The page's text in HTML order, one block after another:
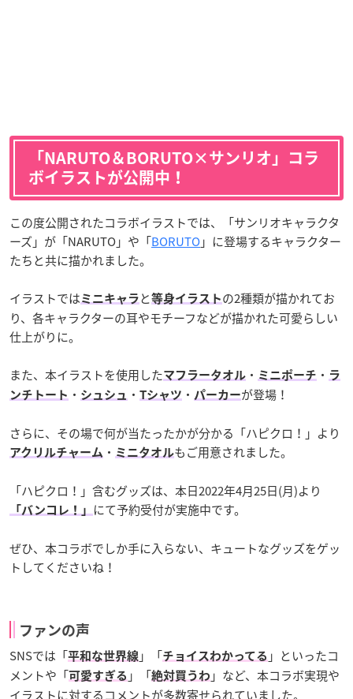
「NARUTO＆BORUTO×サンリオ」コラ
ボイラストが公開中！
この度公開されたコラボイラストでは、「サンリオキャラクタ
ーズ」が「NARUTO」や「BORUTO」に登場するキャラクター
たちと共に描かれました。
イラストでは ミニキャラ と等身イラスト の2種類が描かれてお
り、各キャラクターの耳やモチーフなどが描かれた可愛らしい
仕上がりに。
また、本イラストを使用したマフラータオル ・ ミニポーチ ・ ラ
ンチトート ・ シュシュ ・ Tシャツ ・ パーカーが登場！
さらに、その場で何が当たったかが分かる「ハピクロ！」より
アクリルチャーム ・ ミニタオルもご用意されました。
「ハピクロ！」含むグッズは、本日2022年4月25日(月)より
「バンコレ！」 にて予約受付が実施中です。
ぜひ、本コラボでしか手に入らない、キュートなグッズをゲッ
トしてくださいね！
ファンの声
SNSでは「平和な世界線 」「チョイスわかってる 」といったコ
メントや「可愛すぎる 」「絶対買うわ 」など、本コラボ実現や
イラストに対するコメントが多数寄せられていました。